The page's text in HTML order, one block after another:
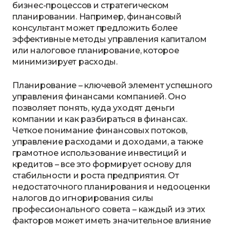
бизнес-процессов и стратегическом
планировании. Например, финансовый
консультант может предложить более
эффективные методы управления капиталом
или налоговое планирование, которое
минимизирует расходы.
Планирование – ключевой элемент успешного
управления финансами компанией. Оно
позволяет понять, куда уходят деньги
компании и как разбираться в финансах.
Четкое понимание финансовых потоков,
управление расходами и доходами, а также
грамотное использование инвестиций и
кредитов – все это формирует основу для
стабильности и роста предприятия. От
недостаточного планирования и недооценки
налогов до игнорирования силы
профессионального совета – каждый из этих
факторов может иметь значительное влияние